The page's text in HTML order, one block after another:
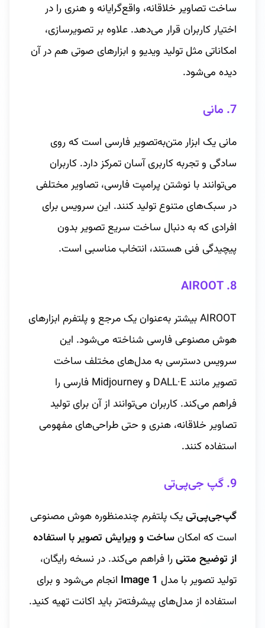
ساخت تصاویر خلاقانه، واقع‌گرایانه و هنری را در
اختیار کاربران قرار می‌دهد. علاوه بر تصویرسازی،
امکاناتی مثل تولید ویدیو و ابزارهای صوتی هم در آن
دیده می‌شود.
7. مانی
مانی یک ابزار متن‌به‌تصویر فارسی است که روی
سادگی و تجربه کاربری آسان تمرکز دارد. کاربران
می‌توانند با نوشتن پرامپت فارسی، تصاویر مختلفی
در سبک‌های متنوع تولید کنند. این سرویس برای
افرادی که به دنبال ساخت سریع تصویر بدون
پیچیدگی فنی هستند، انتخاب مناسبی است.
8. AIROOT
AIROOT بیشتر به‌عنوان یک مرجع و پلتفرم ابزارهای
هوش مصنوعی فارسی شناخته می‌شود. این
سرویس دسترسی به مدل‌های مختلف ساخت
تصویر مانند DALL·E و Midjourney فارسی را
فراهم می‌کند. کاربران می‌توانند از آن برای تولید
تصاویر خلاقانه، هنری و حتی طراحی‌های مفهومی
استفاده کنند.
9. گپ جی‌پی‌تی
گپ‌جی‌پی‌تییک پلتفرم چندمنظوره هوش مصنوعی
است که امکانساخت و ویرایش تصویر با استفاده
از توضیح متنیرا فراهم می‌کند. در نسخه رایگان،
تولید تصویر با مدل Image 1 انجام می‌شود و برای
استفاده از مدل‌های پیشرفته‌تر باید اکانت تهیه کنید.